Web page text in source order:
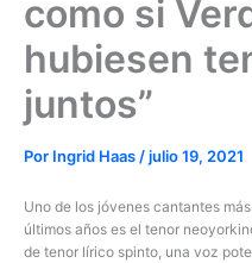
como si
hubiesen
juntos”
Por Ingrid Haas /julio 19, 2021
Uno de los jóvenes cantantes
últimos años es el tenor
de tenor lírico spinto, una voz